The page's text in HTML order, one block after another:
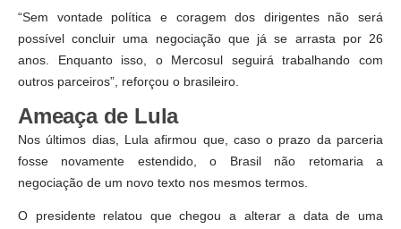
“Sem vontade política e coragem dos dirigentes não será
possível concluir uma negociação que já se arrasta por 26
anos. Enquanto isso, o Mercosul seguirá trabalhando com
outros parceiros”, reforçou o brasileiro.
Ameaça de Lula
Nos últimos dias, Lula afirmou que, caso o prazo da parceria
fosse novamente estendido, o Brasil não retomaria a
negociação de um novo texto nos mesmos termos.
O presidente relatou que chegou a alterar a data de uma